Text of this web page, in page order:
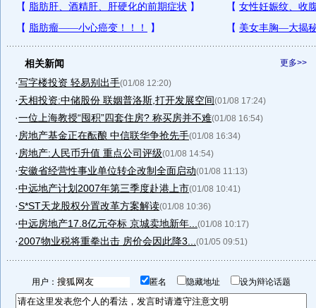
更多>>
相关新闻
·写字楼投资 轻易别出手(01/08 12:20)
·天相投资:中储股份 联姻普洛斯,打开发展空间(01/08 17:24)
·一位上海教授“囤积”四套住房? 称买房并不难(01/08 16:54)
· 房地产基金正在酝酿 中信联华争抢先手(01/08 16:34)
· 房地产:人民币升值 重点公司评级(01/08 14:54)
·安徽省经营性事业单位转企改制全面启动(01/08 11:13)
·中远地产计划2007年第三季度赴港上市(01/08 10:41)
·S*ST天龙股权分置改革方案解读(01/08 10:36)
·中远房地产17.8亿元夺标 京城卖地新年... (01/08 10:17)
·2007物业税将重拳出击 房价会因此降3... (01/05 09:51)
用户： 匿名 隐藏地址 设为辩论话题